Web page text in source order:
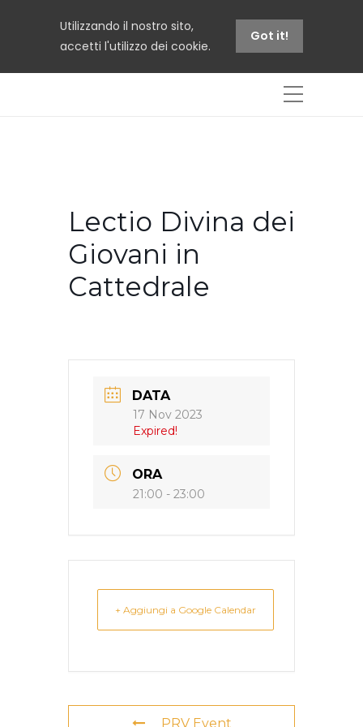
Utilizzando il nostro sito,
accetti l'utilizzo dei cookie.
Got it!
Lectio Divina dei
Giovani in
Cattedrale
DATA
17 Nov 2023
Expired!
ORA
21:00 - 23:00
+ Aggiungi a Google Calendar
PRV Event